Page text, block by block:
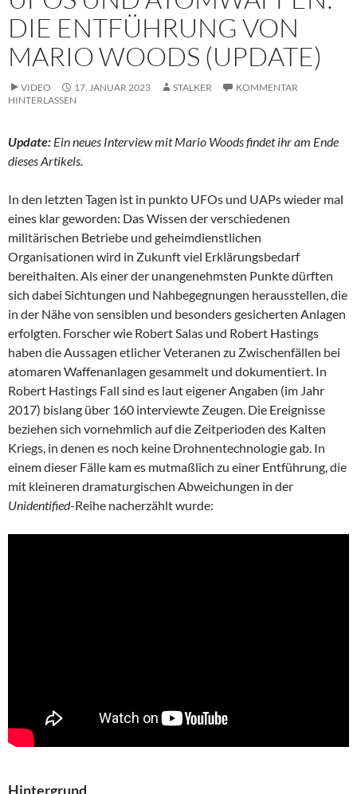
DIE ENTFÜHRUNG VON
MARIO WOODS (UPDATE)
VIDEO 17. JANUAR 2023 STALKER
KOMMENTAR
HINTERLASSEN
Update: Ein neues Interview mit Mario Woods findet ihr am Ende
dieses Artikels.
In den letzten Tagen ist in punkto UFOs und UAPs wieder mal
eines klar geworden: Das Wissen der verschiedenen
militärischen Betriebe und geheimdienstlichen
Organisationen wird in Zukunft viel Erklärungsbedarf
bereithalten. Als einer der unangenehmsten Punkte dürften
sich dabei Sichtungen und Nahbegegnungen herausstellen, die
in der Nähe von sensiblen und besonders gesicherten Anlagen
erfolgten. Forscher wie Robert Salas und Robert Hastings
haben die Aussagen etlicher Veteranen zu Zwischenfällen bei
atomaren Waffenanlagen gesammelt und dokumentiert. In
Robert Hastings Fall sind es laut eigener Angaben (im Jahr
2017) bislang über 160 interviewte Zeugen. Die Ereignisse
beziehen sich vornehmlich auf die Zeitperioden des Kalten
Kriegs, in denen es noch keine Drohnentechnologie gab. In
einem dieser Fälle kam es mutmaßlich zu einer Entführung, die
mit kleineren dramaturgischen Abweichungen in der
Unidentified-Reihe nacherzählt wurde:
Hintergrund